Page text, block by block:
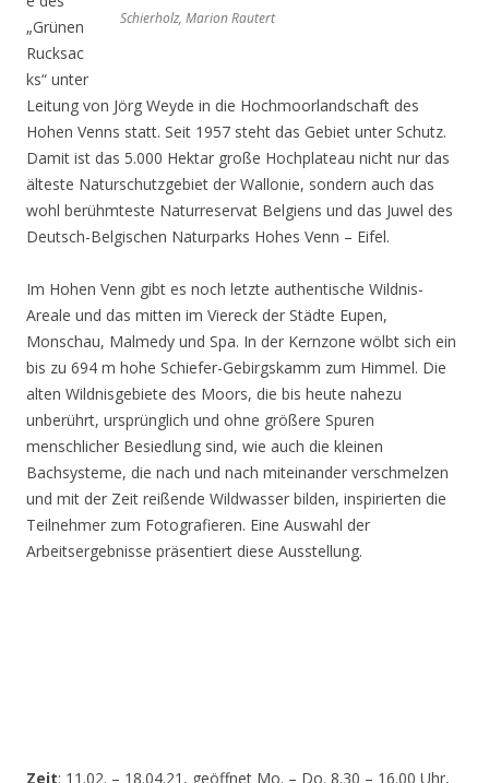
Schierholz, Marion Rautert
„Grünen
Rucksac
ks“ unter
Leitung von Jörg Weyde in die Hochmoorlandschaft des
Hohen Venns statt. Seit 1957 steht das Gebiet unter Schutz.
Damit ist das 5.000 Hektar große Hochplateau nicht nur das
älteste Naturschutzgebiet der Wallonie, sondern auch das
wohl berühmteste Naturreservat Belgiens und das Juwel des
Deutsch-Belgischen Naturparks Hohes Venn – Eifel.
Im Hohen Venn gibt es noch letzte authentische Wildnis-
Areale und das mitten im Viereck der Städte Eupen,
Monschau, Malmedy und Spa. In der Kernzone wölbt sich ein
bis zu 694 m hohe Schiefer-Gebirgskamm zum Himmel. Die
alten Wildnisgebiete des Moors, die bis heute nahezu
unberührt, ursprünglich und ohne größere Spuren
menschlicher Besiedlung sind, wie auch die kleinen
Bachsysteme, die nach und nach miteinander verschmelzen
und mit der Zeit reißende Wildwasser bilden, inspirierten die
Teilnehmer zum Fotografieren. Eine Auswahl der
Arbeitsergebnisse präsentiert diese Ausstellung.
Zeit: 11.02. – 18.04.21, geöffnet Mo. – Do. 8.30 – 16.00 Uhr,